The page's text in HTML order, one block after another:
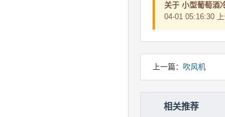
关于 小型葡萄酒
04-01 05:16:30
上一篇： 吹风机
相关推荐